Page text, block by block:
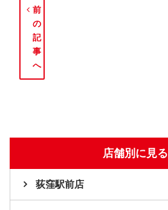
前
の
記
事
へ
店舗別に見る
荻窪駅前店